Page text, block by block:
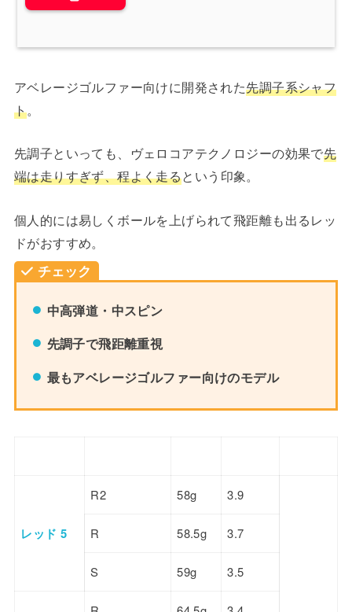
アベレージゴルファー向けに開発された先調子系シャフ
ト。
先調子といっても、ヴェロコアテクノロジーの効果で先
端は走りすぎず、程よく走るという印象。
個人的には易しくボールを上げられて飛距離も出るレッ
ドがおすすめ。
チェック
中高弾道・中スピン
先調子で飛距離重視
最もアベレージゴルファー向けのモデル
レッド 5
R2 58g 3.9
R 58.5g 3.7
S 59g 3.5